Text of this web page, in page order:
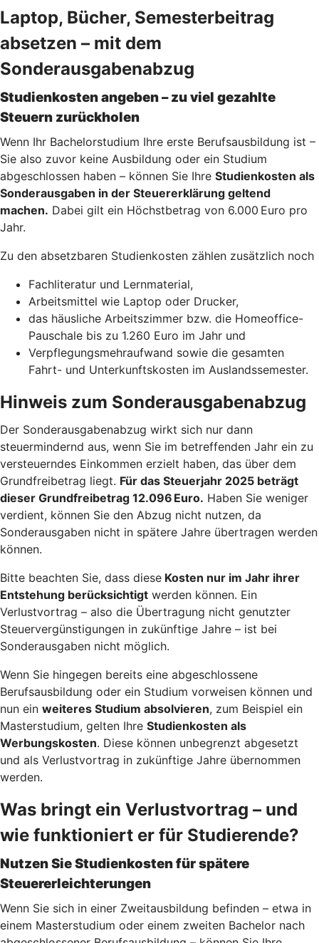
Laptop, Bücher, Semesterbeitrag
absetzen – mit dem
Sonderausgabenabzug
Studienkosten angeben – zu viel gezahlte
Steuern zurückholen
Wenn Ihr Bachelorstudium Ihre erste Berufsausbildung ist –
Sie also zuvor keine Ausbildung oder ein Studium
abgeschlossen haben – können Sie Ihre Studienkosten als
Sonderausgaben in der Steuererklärung geltend
machen. Dabei gilt ein Höchstbetrag von 6.000 Euro pro
Jahr.
Zu den absetzbaren Studienkosten zählen zusätzlich noch
Fachliteratur und Lernmaterial,
Arbeitsmittel wie Laptop oder Drucker,
das häusliche Arbeitszimmer bzw. die Homeoffice-
Pauschale bis zu 1.260 Euro im Jahr und
Verpflegungsmehraufwand sowie die gesamten
Fahrt- und Unterkunftskosten im Auslandssemester.
Hinweis zum Sonderausgabenabzug
Der Sonderausgabenabzug wirkt sich nur dann
steuermindernd aus, wenn Sie im betreffenden Jahr ein zu
versteuerndes Einkommen erzielt haben, das über dem
Grundfreibetrag liegt. Für das Steuerjahr 2025 beträgt
dieser Grundfreibetrag 12.096 Euro. Haben Sie weniger
verdient, können Sie den Abzug nicht nutzen, da
Sonderausgaben nicht in spätere Jahre übertragen werden
können.
Bitte beachten Sie, dass diese Kosten nur im Jahr ihrer
Entstehung berücksichtigt werden können. Ein
Verlustvortrag – also die Übertragung nicht genutzter
Steuervergünstigungen in zukünftige Jahre – ist bei
Sonderausgaben nicht möglich.
Wenn Sie hingegen bereits eine abgeschlossene
Berufsausbildung oder ein Studium vorweisen können und
nun ein weiteres Studium absolvieren, zum Beispiel ein
Masterstudium, gelten Ihre Studienkosten als
Werbungskosten. Diese können unbegrenzt abgesetzt
und als Verlustvortrag in zukünftige Jahre übernommen
werden.
Was bringt ein Verlustvortrag – und
wie funktioniert er für Studierende?
Nutzen Sie Studienkosten für spätere
Steuererleichterungen
Wenn Sie sich in einer Zweitausbildung befinden – etwa in
einem Masterstudium oder einem zweiten Bachelor nach